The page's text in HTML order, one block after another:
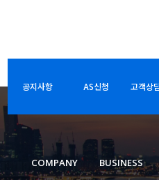
공지사항 AS신청 고객상
COMPANY BUSINESS